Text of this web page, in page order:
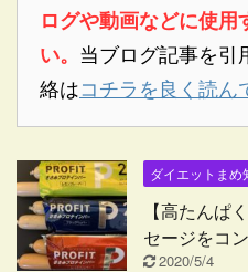
ログや動画などに使用
い。 当ブログ記事を引
絡はコチラを良く読ん
ダイエットまめ
【高たんぱ
セージをコ
2020/5/4